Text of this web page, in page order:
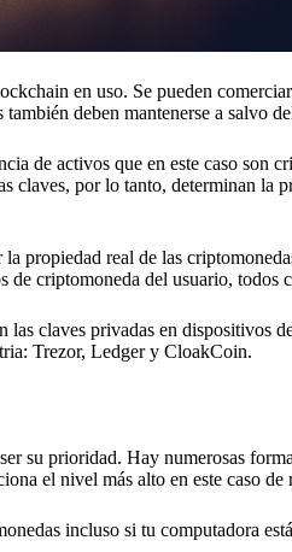
en uso. Se pueden
deben mantenerse a salvo
de activos que en este caso son
claves, por lo tanto, determinan la
propiedad real de las
criptomoneda del usuario, todos
las claves privadas en dispositivos
Trezor, Ledger y CloakCoin.
su prioridad. Hay numerosas
el nivel más alto en este caso
incluso si tu computadora